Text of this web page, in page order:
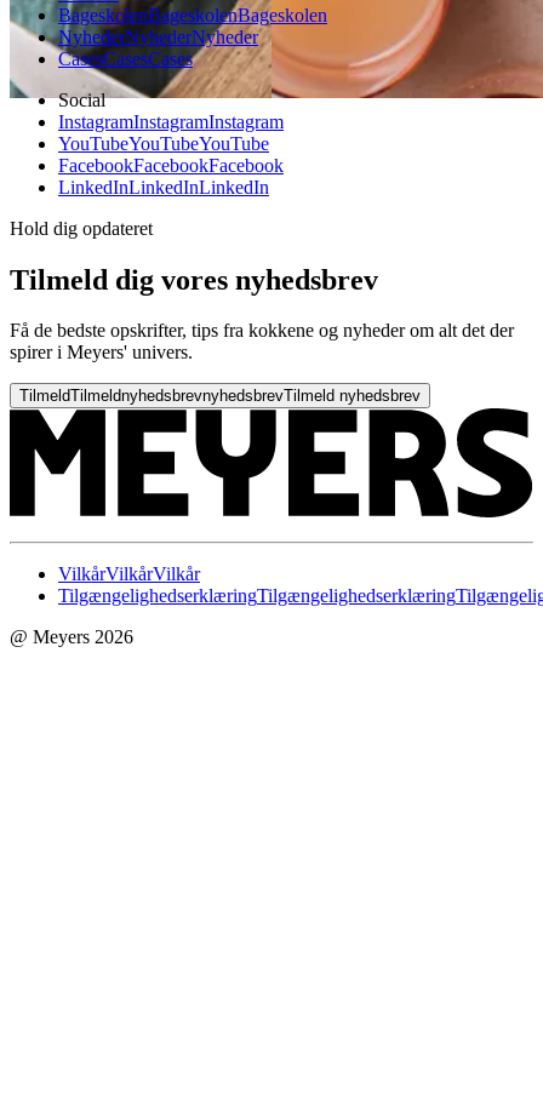
BageskolenBageskolenBageskolen
NyhederNyhederNyheder
CasesCasesCases
Social
InstagramInstagramInstagram
YouTubeYouTubeYouTube
FacebookFacebookFacebook
LinkedInLinkedInLinkedIn
Hold dig opdateret
Tilmeld dig vores nyhedsbrev
Få de bedste opskrifter, tips fra kokkene og nyheder om alt det der
spirer i Meyers' univers.
TilmeldTilmeldnyhedsbrevnyhedsbrevTilmeld nyhedsbrev
VilkårVilkårVilkår
TilgængelighedserklæringTilgængelighedserklæring
@ Meyers 2026